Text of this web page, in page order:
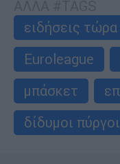
ειδήσεις τώρα
Euroleague
μπάσκετ
δίδυμοι πύργοι